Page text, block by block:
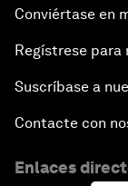
Conviértase en
Regístrese para
Suscríbase a
Contacte con
Enlaces